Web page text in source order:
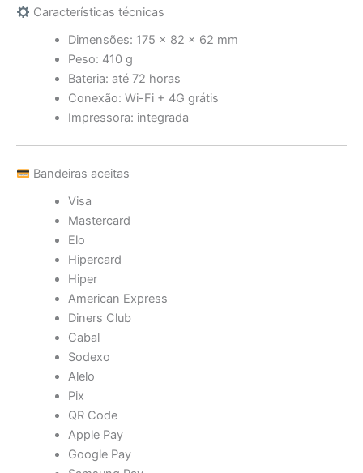
Características técnicas
Dimensões: 175 x 82 x 62 mm
Peso: 410 g
Bateria: até 72 horas
Conexão: Wi-Fi + 4G grátis
Impressora: integrada
Bandeiras aceitas
Visa
Mastercard
Elo
Hipercard
Hiper
American Express
Diners Club
Cabal
Sodexo
Alelo
Pix
QR Code
Apple Pay
Google Pay